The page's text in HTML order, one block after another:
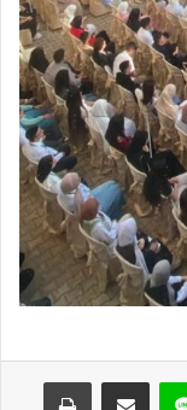
لاين مشاركة عبر البريد طباعة